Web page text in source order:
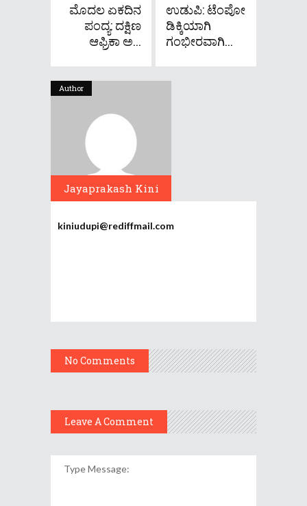
ಮೊದಲ ಏಕದಿನ
ಪಂದ್ಯ: ದಕ್ಷಿಣ
ಆಫ್ರಿಕಾ ಅ...
ಉಡುಪಿ: ಟೆಂಪೋ
ಡಿಕ್ಕಿಯಾಗಿ
ಗಂಭೀರವಾಗಿ...
Author
Jayaprakash Kini
kiniudupi@rediffmail.com
No Comments
Leave A Comment